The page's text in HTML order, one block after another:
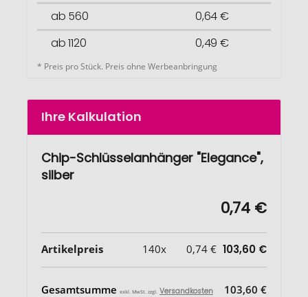
ab 560
0,64 €
ab 1120
0,49 €
* Preis pro Stück. Preis ohne Werbeanbringung
Ihre Kalkulation
Chip-Schlüsselanhänger "Elegance",
silber
0,74 €
Artikelpreis 140x 0,74 € 103,60 €
Gesamtsumme exkl. MwSt. zzgl. Versandkosten 103,60 €